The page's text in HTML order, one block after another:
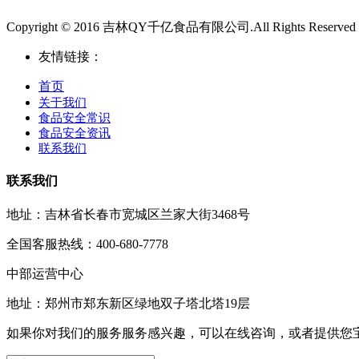
Copyright © 2016 吉林QY千亿食品有限公司.All Rights Reserved
友情链接：
首页
关于我们
食品安全常识
食品安全资讯
联系我们
联系我们
地址：吉林省长春市宽城区兰家大街3468号
全国客服热线：400-680-7778
中部运营中心
地址：郑州市郑东新区绿地双子塔北塔19层
如果你对我们的服务服务感兴趣，可以在线咨询，或者提供您